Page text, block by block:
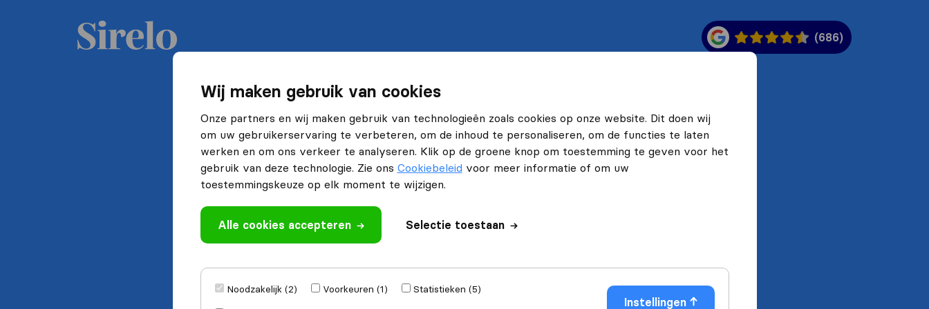
Wij maken gebruik van cookies
Onze partners en wij maken gebruik van technologieën zoals cookies op onze website. Dit doen wij
om uw gebruikerservaring te verbeteren, om de inhoud te personaliseren, om de functies te laten
werken en om ons verkeer te analyseren. Klik op de groene knop om toestemming te geven voor het
gebruik van deze technologie. Zie ons Cookiebeleid voor meer informatie of om uw
toestemmingskeuze op elk moment te wijzigen.
Alle cookies accepteren Selectie toestaan
Noodzakelijk (2) Voorkeuren (1)
Statistieken (5)
Instellingen
(686)